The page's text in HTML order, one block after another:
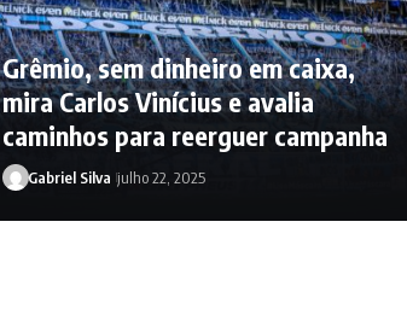
Grêmio, sem dinheiro em caixa,
mira Carlos Vinícius e avalia
caminhos para reerguer campanha
Gabriel Silva julho 22, 2025